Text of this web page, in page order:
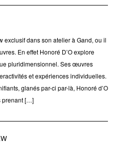
exclusif dans son atelier à Gand, ou il
En effet Honoré D’O explore
pluridimensionnel. Ses œuvres
et expériences individuelles.
glanés par-ci par-là, Honoré d’O
prenant […]